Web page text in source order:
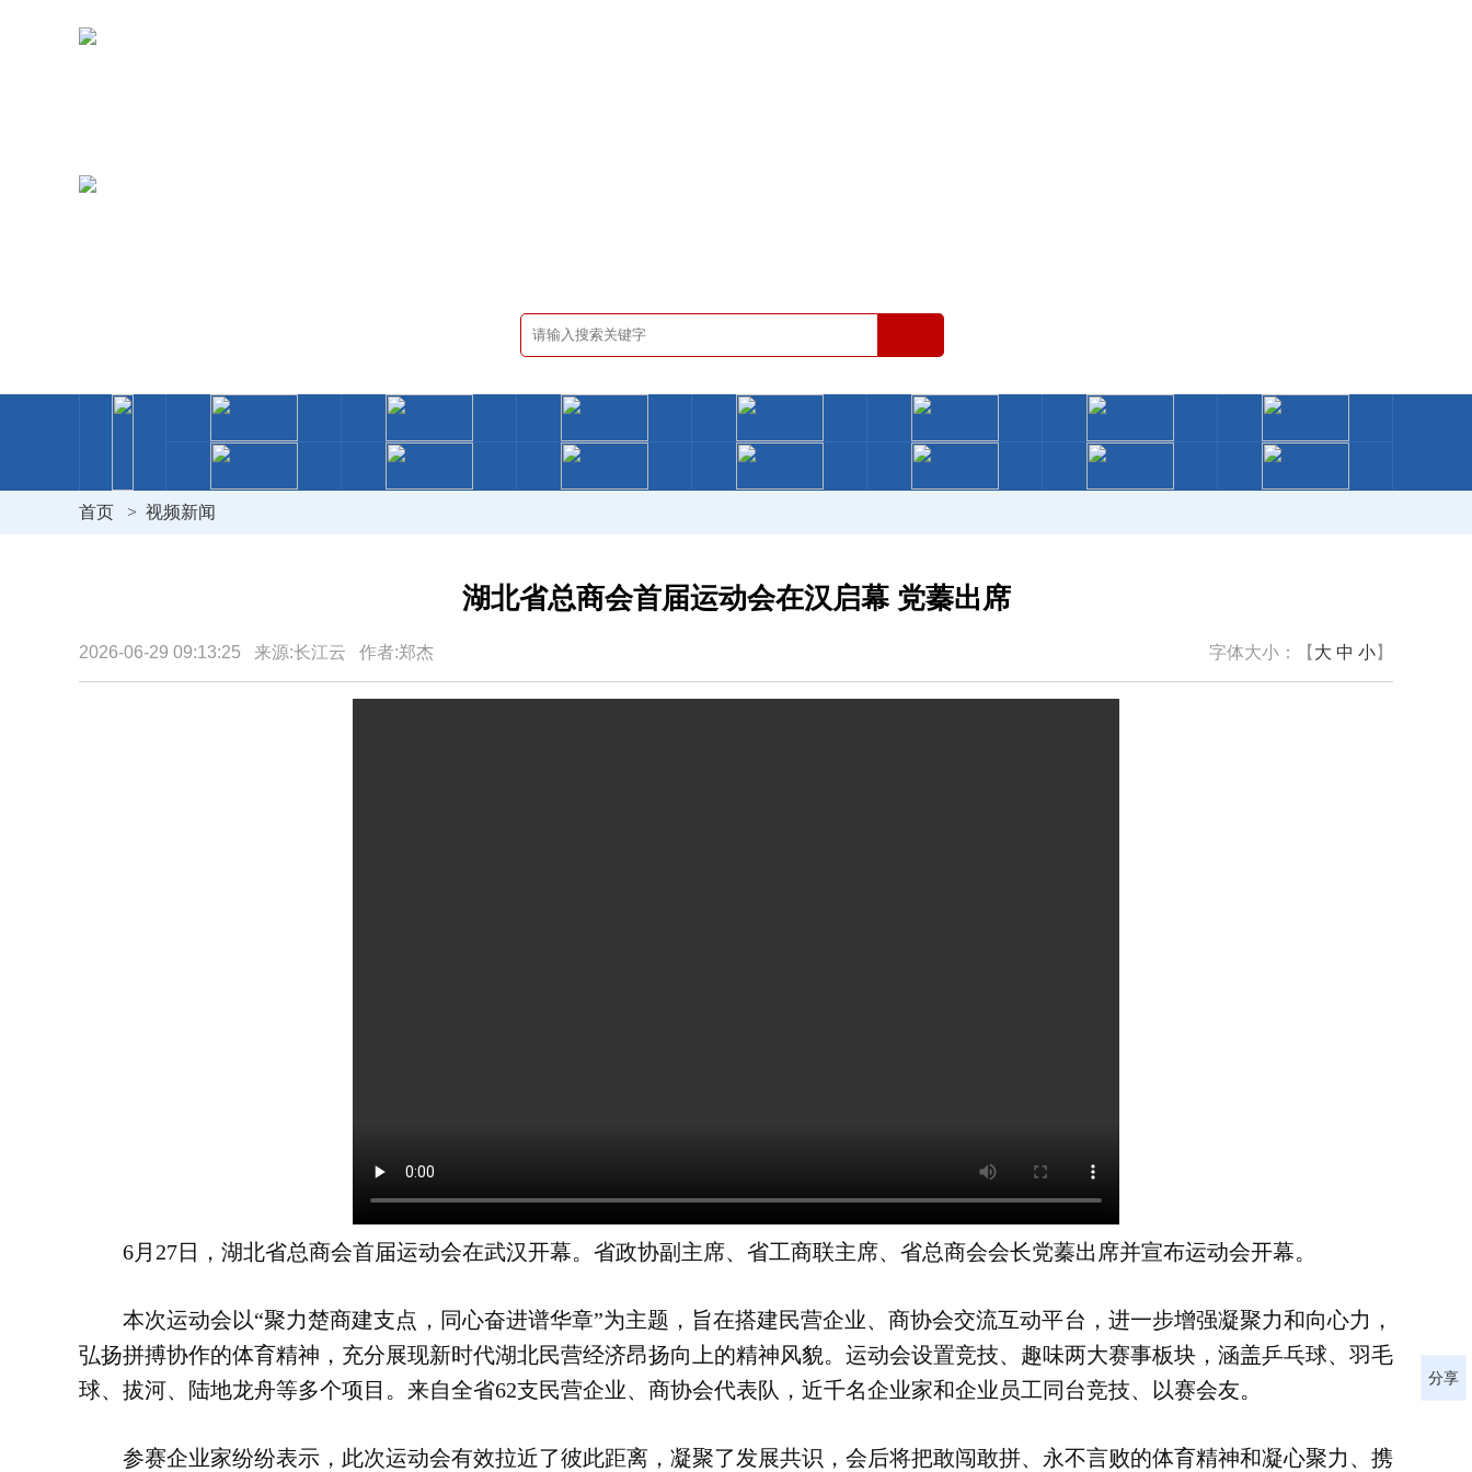
首页 > 视频新闻
湖北省总商会首届运动会在汉启幕 党蓁出席
2026-06-29 09:13:25 来源:长江云 作者:郑杰 字体大小：【 大 中 小】
6月27日，湖北省总商会首届运动会在武汉开幕。省政协副主席、省工商联主席、省总商会会长党蓁出席并宣布运动会开幕。
本次运动会以“聚力楚商建支点，同心奋进谱华章”为主题，旨在搭建民营企业、商协会交流互动平台，进一步增强凝聚力和向心力，
弘扬拼搏协作的体育精神，充分展现新时代湖北民营经济昂扬向上的精神风貌。运动会设置竞技、趣味两大赛事板块，涵盖乒乓球、羽毛
球、拔河、陆地龙舟等多个项目。来自全省62支民营企业、商协会代表队，近千名企业家和企业员工同台竞技、以赛会友。
参赛企业家纷纷表示，此次运动会有效拉近了彼此距离，凝聚了发展共识，会后将把敢闯敢拼、永不言败的体育精神和凝心聚力、携
分享